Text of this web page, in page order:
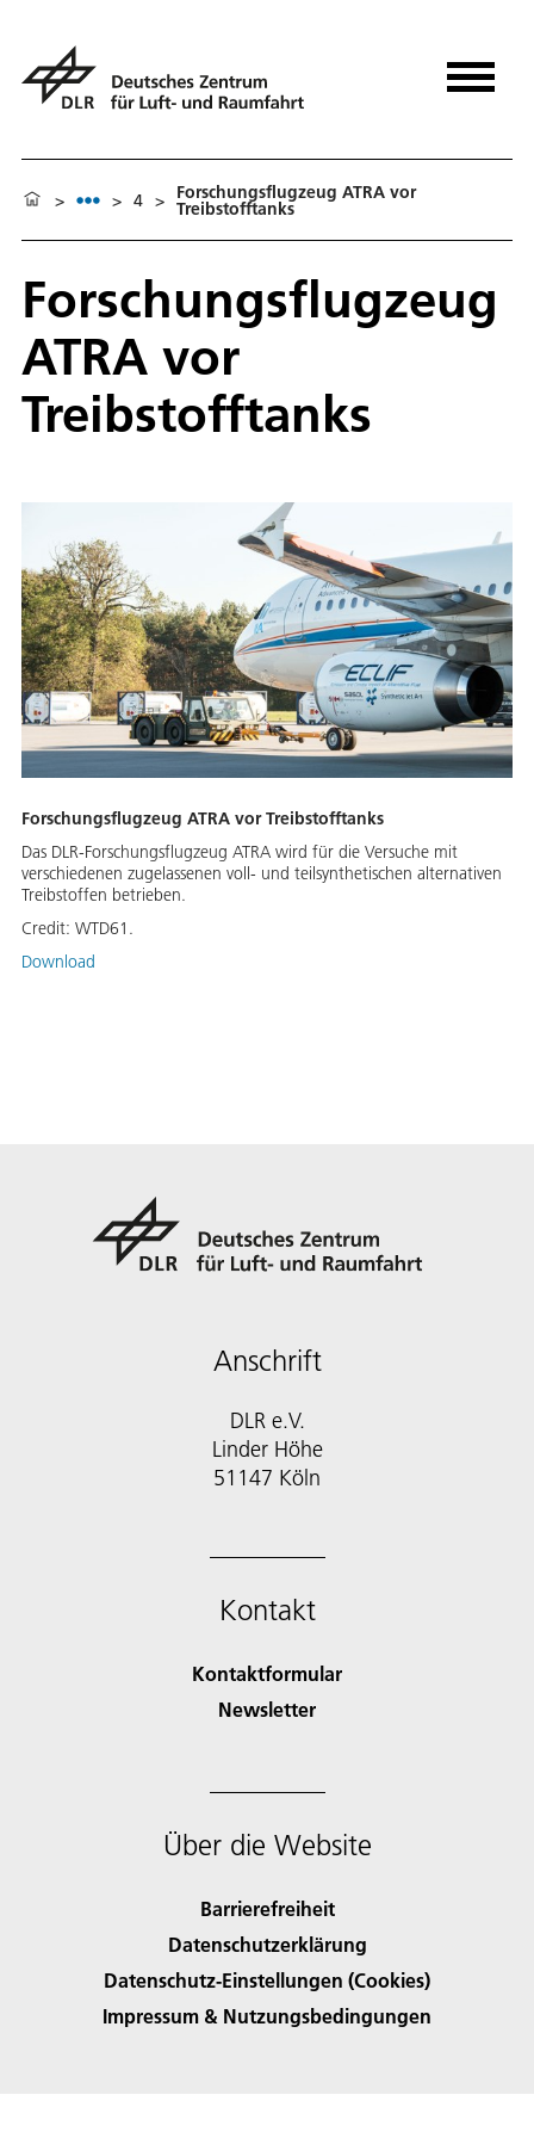
> > 4 > Forschungsflugzeug ATRA vor
Treibstofftanks
Forschungsflugzeug
ATRA vor
Treibstofftanks
Forschungsflugzeug ATRA vor Treibstofftanks
Das DLR-Forschungsflugzeug ATRA wird für die Versuche mit
verschiedenen zugelassenen voll- und teilsynthetischen alternativen
Treibstoffen betrieben.
Credit: WTD61.
Download
Anschrift
DLR e.V.
Linder Höhe
51147 Köln
Kontakt
Kontaktformular
Newsletter
Über die Website
Barrierefreiheit
Datenschutzerklärung
Datenschutz-Einstellungen (Cookies)
Impressum & Nutzungsbedingungen